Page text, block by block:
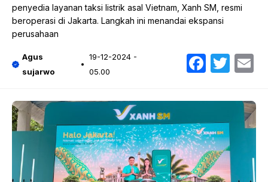
penyedia layanan taksi listrik asal Vietnam, Xanh SM, resmi
beroperasi di Jakarta. Langkah ini menandai ekspansi
perusahaan
Agus
sujarwo
19-12-2024 -
05.00